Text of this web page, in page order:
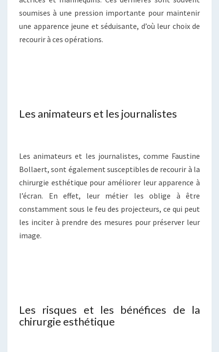
soumises à une pression importante pour maintenir
une apparence jeune et séduisante, d’où leur choix de
recourir à ces opérations.
Les animateurs et les journalistes
Les animateurs et les journalistes, comme Faustine
Bollaert, sont également susceptibles de recourir à la
chirurgie esthétique pour améliorer leur apparence à
l’écran. En effet, leur métier les oblige à être
constamment sous le feu des projecteurs, ce qui peut
les inciter à prendre des mesures pour préserver leur
image.
Les risques et les bénéfices de la
chirurgie esthétique